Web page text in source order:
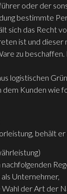
oder der
bestimmte
sich das Recht
ist und dieser
zu
logistischen
dem Kunden wie
behält
nachfolgenden
Unternehmer,
der Art der